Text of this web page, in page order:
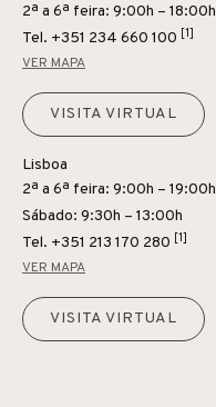
2ª a 6ª feira: 9:00h – 18:00h
Tel. +351 234 660 100 [1]
VER MAPA
VISITA VIRTUAL
Lisboa
2ª a 6ª feira: 9:00h – 19:00h
Sábado: 9:30h – 13:00h
Tel. +351 213 170 280 [1]
VER MAPA
VISITA VIRTUAL